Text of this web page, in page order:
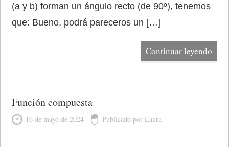
(a y b) forman un ángulo recto (de 90º), tenemos
que: Bueno, podrá pareceros un […]
Continuar leyendo
Función compuesta
16 de mayo de 2024 Publicado por Laura